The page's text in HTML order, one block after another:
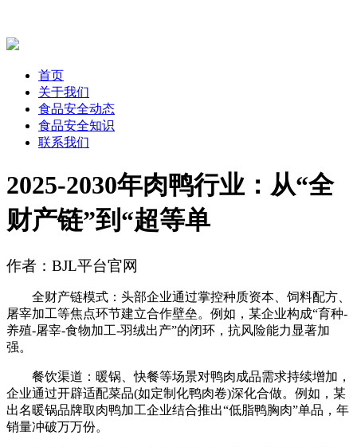
首页
关于我们
食品安全动态
食品安全知识
联系我们
2025-2030年肉鸭行业：从“全
财产链”到“超等单
作者：BJL平台官网
全财产链模式：头部企业通过掌控种质资本、饲料配方、
屠宰加工等焦点环节建立合作壁垒。例如，某企业构成“育种-
养殖-屠宰-食物加工-羽绒出产”的闭环，抗风险能力显著加
强。
餐饮渠道：暖锅、快餐等场景对鸭肉成品需求持续增加，
企业通过开辟适配菜品(如定制化鸭肉卷)深化合做。例如，某
出名暖锅品牌取肉鸭加工企业结合推出“低脂鸭胸肉”单品，年
销量冲破万万份。